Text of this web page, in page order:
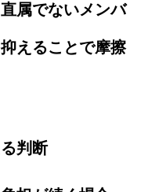
属でないメンバ
えることで摩擦
判断